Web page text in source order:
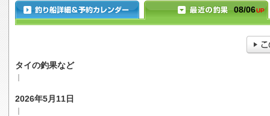
08/06UP
タイの釣果など
2026年5月11日